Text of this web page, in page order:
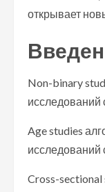
открывает
Non-binary
Age studies
исследований
Cross-